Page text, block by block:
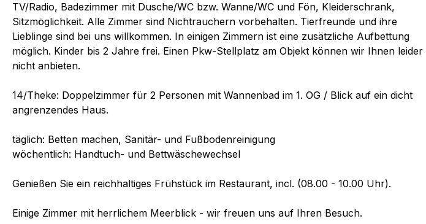
TV/Radio, Badezimmer mit Dusche/WC bzw. Wanne/WC und Fön, Kleiderschrank,
Sitzmöglichkeit. Alle Zimmer sind Nichtrauchern vorbehalten. Tierfreunde und ihre
Lieblinge sind bei uns willkommen. In einigen Zimmern ist eine zusätzliche Aufbettung
möglich. Kinder bis 2 Jahre frei. Einen Pkw-Stellplatz am Objekt können wir Ihnen leider
nicht anbieten.
14/Theke: Doppelzimmer für 2 Personen mit Wannenbad im 1. OG / Blick auf ein dicht
angrenzendes Haus.
täglich: Betten machen, Sanitär- und Fußbodenreinigung
wöchentlich: Handtuch- und Bettwäschewechsel
Genießen Sie ein reichhaltiges Frühstück im Restaurant, incl. (08.00 - 10.00 Uhr).
Einige Zimmer mit herrlichem Meerblick - wir freuen uns auf Ihren Besuch.